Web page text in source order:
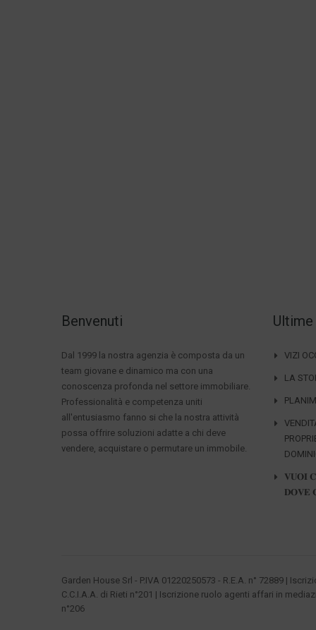
Benvenuti
Dal 1999 la nostra agenzia è composta da un
team giovane e dinamico ma con una
conoscenza profonda nel settore immobiliare.
Professionalità e competenza uniti
all'entusiasmo fanno si che la nostra attività
possa offrire soluzioni adatte a chi deve
vendere, acquistare o permutare un immobile.
VIZI
LA
𝐕𝐔𝐎𝐈
𝐃𝐎𝐕𝐄
Garden House Srl - P.IVA 01220250573 - R.E.A. n° 72889 |
C.C.I.A.A. di Rieti n°201 | Iscrizione ruolo agenti affari in
n°206